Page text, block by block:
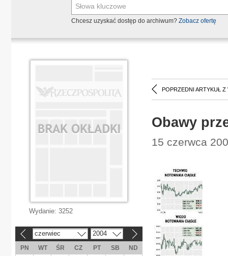
Chcesz uzyskać dostęp do archiwum? Zobacz ofertę
POPRZEDNI ARTYKUŁ Z
Obawy
15 czerwca
Wydanie: 3252
czerwiec 2004
PN WT ŚR CZ PT SB
ND